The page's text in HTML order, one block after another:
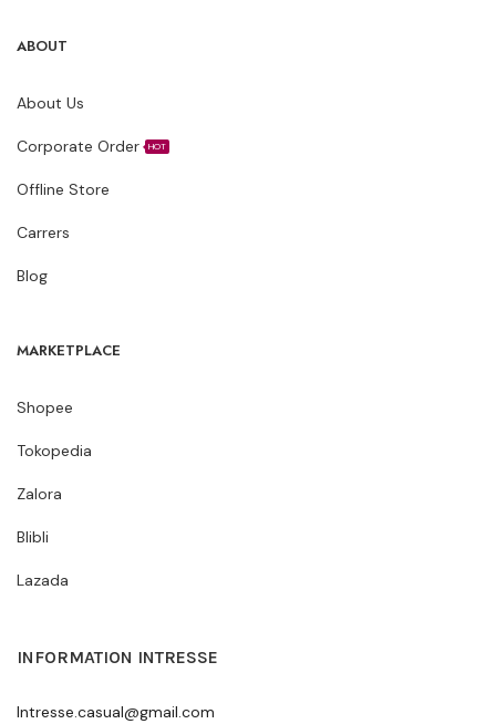
ABOUT
About Us
Corporate Order HOT
Offline Store
Carrers
Blog
MARKETPLACE
Shopee
Tokopedia
Zalora
Blibli
Lazada
INFORMATION INTRESSE
Intresse.casual@gmail.com